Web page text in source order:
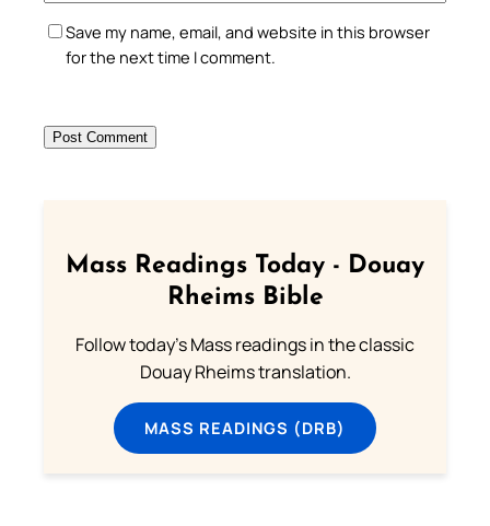
Save my name, email, and website in this browser
for the next time I comment.
Mass Readings Today - Douay
Rheims Bible
Follow today's Mass readings in the classic
Douay Rheims translation.
MASS READINGS (DRB)